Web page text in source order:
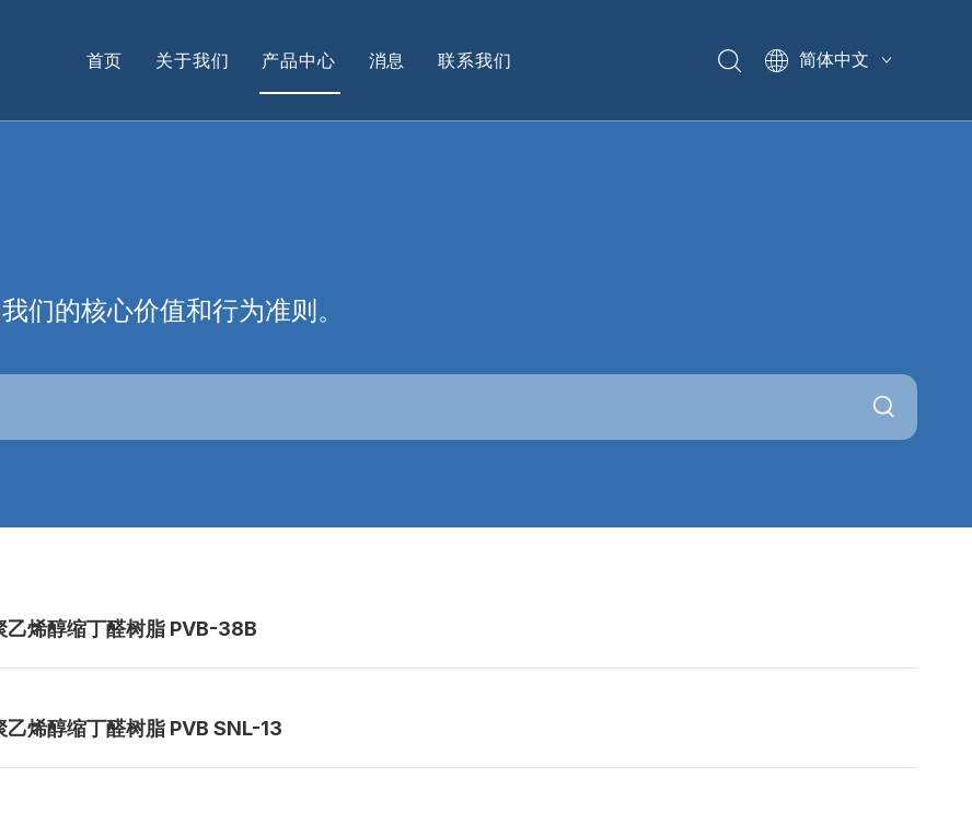
首页 关于我们 产品中心
个人护理产品原料
消息 联系我们
简体中文
们的核心价值和行为准则。
乙烯醇缩丁醛树脂 PVB-38B
乙烯醇缩丁醛树脂 PVB SNL-13